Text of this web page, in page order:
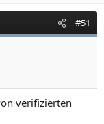
#51
verifizierten